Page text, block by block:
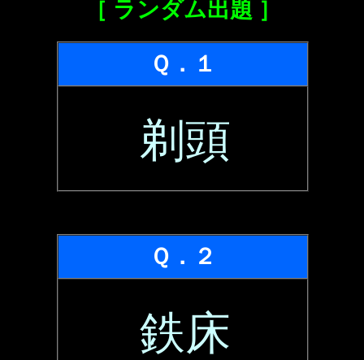
［ ランダム出題 ］
Ｑ．１
剃頭
Ｑ．２
鉄床